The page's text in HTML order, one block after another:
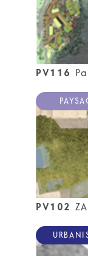
PV116
PV102